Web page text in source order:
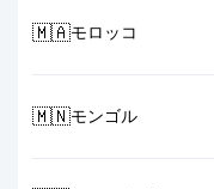
🇲🇦モロッコ
🇲🇳モンゴル